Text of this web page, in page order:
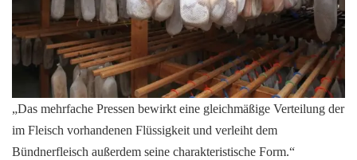
„Das mehrfache Pressen bewirkt eine gleichmäßige Verteilung der
im Fleisch vorhandenen Flüssigkeit und verleiht dem
Bündnerfleisch außerdem seine charakteristische Form.“